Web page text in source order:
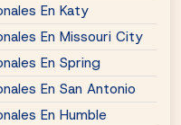
En Katy
En Missouri City
En Spring
En San Antonio
En Humble